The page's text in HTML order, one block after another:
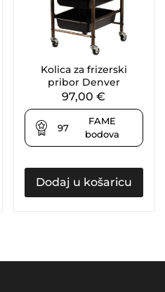
Kolica za frizerski
pribor Denver
97,00€
97
FAME
bodova
Dodaj u košaricu